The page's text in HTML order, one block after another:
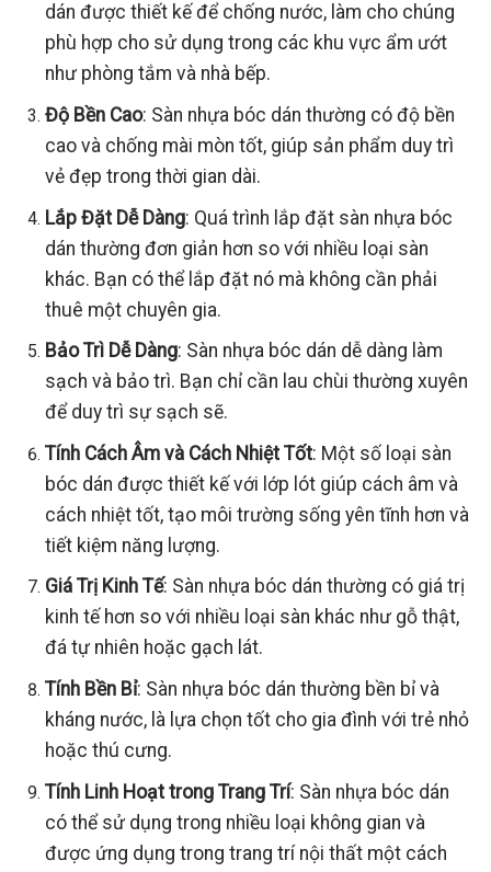
dán được thiết kế để chống nước, làm cho chúng
phù hợp cho sử dụng trong các khu vực ẩm ướt
như phòng tắm và nhà bếp.
Độ Bền Cao: Sàn nhựa bóc dán thường có độ bền
cao và chống mài mòn tốt, giúp sản phẩm duy trì
vẻ đẹp trong thời gian dài.
Lắp Đặt Dễ Dàng: Quá trình lắp đặt sàn nhựa bóc
dán thường đơn giản hơn so với nhiều loại sàn
khác. Bạn có thể lắp đặt nó mà không cần phải
thuê một chuyên gia.
Bảo Trì Dễ Dàng: Sàn nhựa bóc dán dễ dàng làm
sạch và bảo trì. Bạn chỉ cần lau chùi thường xuyên
để duy trì sự sạch sẽ.
Tính Cách Âm và Cách Nhiệt Tốt: Một số loại sàn
bóc dán được thiết kế với lớp lót giúp cách âm và
cách nhiệt tốt, tạo môi trường sống yên tĩnh hơn và
tiết kiệm năng lượng.
Giá Trị Kinh Tế: Sàn nhựa bóc dán thường có giá trị
kinh tế hơn so với nhiều loại sàn khác như gỗ thật,
đá tự nhiên hoặc gạch lát.
Tính Bền Bỉ: Sàn nhựa bóc dán thường bền bỉ và
kháng nước, là lựa chọn tốt cho gia đình với trẻ nhỏ
hoặc thú cưng.
Tính Linh Hoạt trong Trang Trí: Sàn nhựa bóc dán
có thể sử dụng trong nhiều loại không gian và
được ứng dụng trong trang trí nội thất một cách